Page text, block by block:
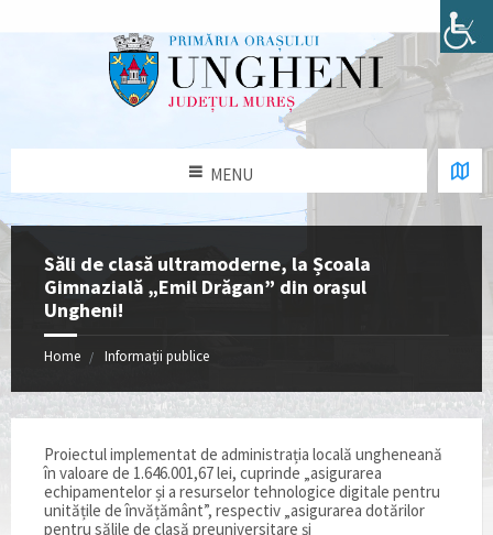
MENU
Săli de clasă ultramoderne, la Școala
Gimnazială „Emil Drăgan” din orașul
Ungheni!
Home Informații publice
Proiectul implementat de administrația locală ungheneană
în valoare de 1.646.001,67 lei, cuprinde „asigurarea
echipamentelor și a resurselor tehnologice digitale pentru
unitățile de învățământ”, respectiv „asigurarea dotărilor
pentru sălile de clasă preuniversitare și